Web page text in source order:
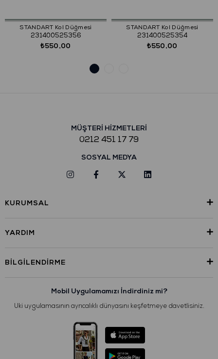
STANDART Kol Düğmesi
231400525356
₺550,00
STANDART Kol Düğmesi
231400525354
₺550,00
MÜŞTERİ HİZMETLERİ
0212 451 17 79
SOSYAL MEDYA
KURUMSAL
YARDIM
BILGILENDIRME
Mobil Uygulamamızı İndirdiniz mi?
Uki uygulamasının ayrıcalıklı dünyasını keşfetmeye davetlisiniz.